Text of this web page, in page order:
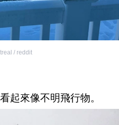
/ reddit
起來像不明飛行物。